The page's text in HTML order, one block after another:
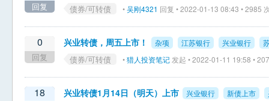
回复 债券/可转债 •吴刚4321 回复 • 2022-01-13 08:43 • 2985
0
回复
兴业转债，周五上市！ 杂项 江苏银行 兴业银行
债券/可转债 •猎人投资笔记 发起 • 2022-01-11 19:58 •
18 兴业转债1月14日（明天）上市 兴业银行 新债上市